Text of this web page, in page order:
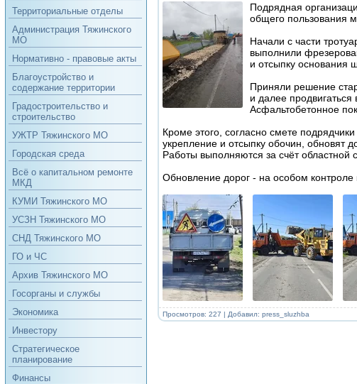
Территориальные отделы
Администрация Тяжинского
МО
Нормативно - правовые акты
Благоустройство и
содержание территории
Градостроительство и
строительство
УЖТР Тяжинского МО
Городская среда
Всё о капитальном ремонте
МКД
КУМИ Тяжинского МО
УСЗН Тяжинского МО
СНД Тяжинского МО
ГО и ЧС
Архив Тяжинского МО
Госорганы и службы
Экономика
Инвестору
Стратегическое
планирование
Финансы
Подрядная
общего пользования
Начали с части
выполнили
и отсыпку основания
Приняли решение
и далее продвигаться
Асфальтобетонное
Кроме этого, согласно смете
укрепление и отсыпку обочин, обновят
Работы выполняются за счёт областной
Обновление дорог - на особом
Просмотров: 227 | Добавил: press_sluzhba